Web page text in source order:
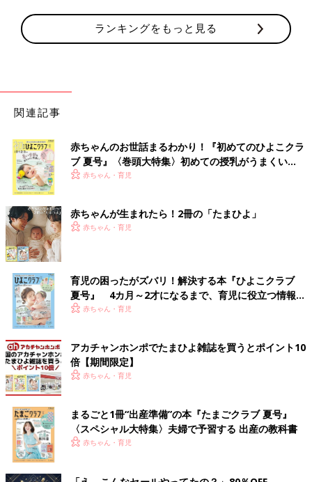
ランキングをもっと見る
関連記事
赤ちゃんのお世話まるわかり！『初めてのひよこクラ
ブ 夏号』〈巻頭大特集〉初めての授乳がうまくい
く！ おっぱい・ミルクの基本と夏のトラブル 解決テ
赤ちゃん・育児
赤ちゃんが生まれたら！2冊の「たまひよ」
赤ちゃん・育児
育児の困ったがズバリ！解決する本『ひよこクラブ
夏号』 4カ月～2才になるまで、育児に役立つ情報が
いっぱい！
赤ちゃん・育児
アカチャンホンポでたまひよ雑誌を買うとポイント10
倍【期間限定】
赤ちゃん・育児
まるごと1冊“出産準備”の本『たまごクラブ 夏号』
〈スペシャル大特集〉夫婦で予習する 出産の教科書
赤ちゃん・育児